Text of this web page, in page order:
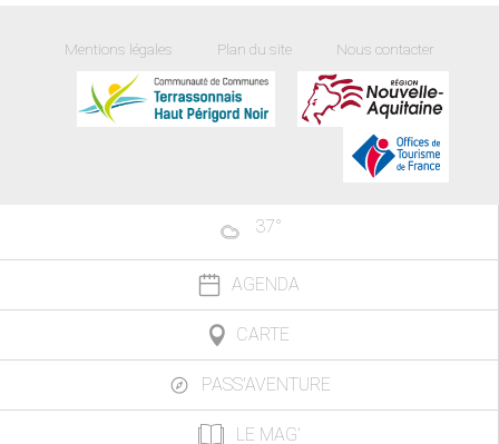
Mentions légales Plan du site Nous contacter
37°
AGENDA
CARTE
PASS'AVENTURE
LE MAG'